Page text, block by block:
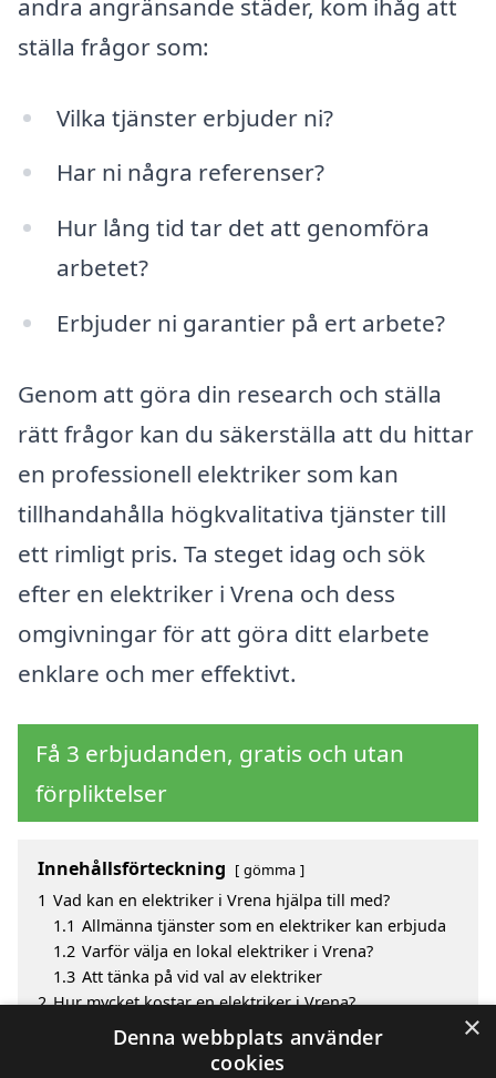
andra angränsande städer, kom ihåg att
ställa frågor som:
Vilka tjänster erbjuder ni?
Har ni några referenser?
Hur lång tid tar det att genomföra
arbetet?
Erbjuder ni garantier på ert arbete?
Genom att göra din research och ställa
rätt frågor kan du säkerställa att du hittar
en professionell elektriker som kan
tillhandahålla högkvalitativa tjänster till
ett rimligt pris. Ta steget idag och sök
efter en elektriker i Vrena och dess
omgivningar för att göra ditt elarbete
enklare och mer effektivt.
Få 3 erbjudanden, gratis och utan
förpliktelser
Innehållsförteckning gömma
1 Vad kan en elektriker i Vrena hjälpa till med?
1.1 Allmänna tjänster som en elektriker kan erbjuda
1.2 Varför välja en lokal elektriker i Vrena?
1.3 Att tänka på vid val av elektriker
2 Hur mycket kostar en elektriker i Vrena?
Fördelar med att välja elektriker i Vrena
Sök efter en skicklig elektriker i de omgivande
×
Denna webbplats använder
cookies